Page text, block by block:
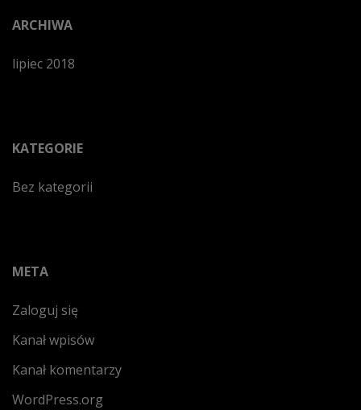
ARCHIWA
lipiec 2018
KATEGORIE
Bez kategorii
META
Zaloguj się
Kanał wpisów
Kanał komentarzy
WordPress.org